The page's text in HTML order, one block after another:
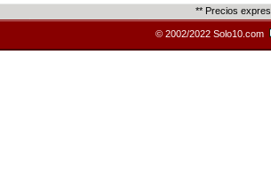
** Precios
© 2002/2022 Solo10.com